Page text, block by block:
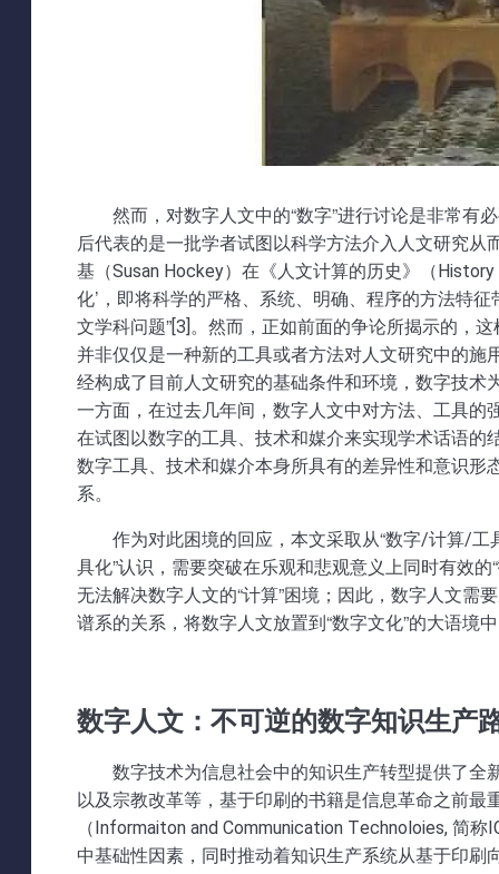
然而，对数字人文中的“数字”进行讨论是非常有
后代表的是一批学者试图以科学方法介入人文研究
基（Susan Hockey）在《人文计算的历史》（History
化’，即将科学的严格、系统、明确、程序的方法特
文学科问题”[3]。然而，正如前面的争论所揭示的，
并非仅仅是一种新的工具或者方法对人文研究中的
经构成了目前人文研究的基础条件和环境，数字技
一方面，在过去几年间，数字人文中对方法、工具的
在试图以数字的工具、技术和媒介来实现学术话语
数字工具、技术和媒介本身所具有的差异性和意识
系。
作为对此困境的回应，本文采取从“数字/计算/工
具化”认识，需要突破在乐观和悲观意义上同时有效
无法解决数字人文的“计算”困境；因此，数字人文需
谱系的关系，将数字人文放置到“数字文化”的大语境
数字人文：不可逆的数字知识生产
数字技术为信息社会中的知识生产转型提供了
以及宗教改革等，基于印刷的书籍是信息革命之前
（Informaiton and Communication Technoloies, 简
中基础性因素，同时推动着知识生产系统从基于印刷